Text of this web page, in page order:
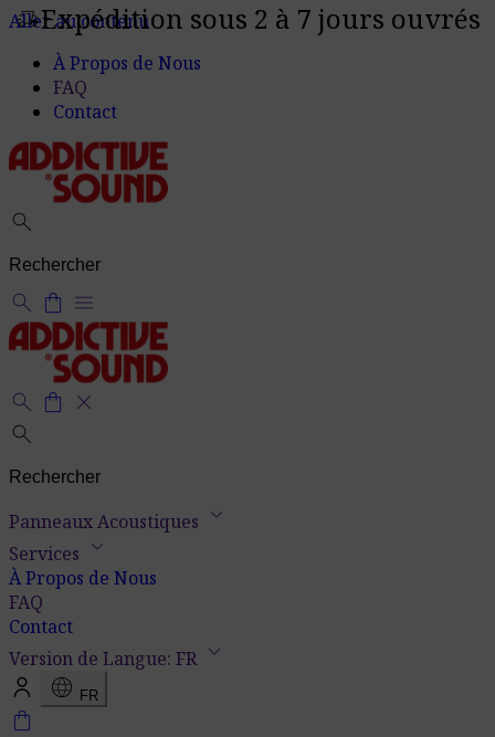
Aller au contenu
delivery_truck_speedExpédition sous 2 à 7 jours ouvrés
À Propos de Nous
FAQ
Contact
search
search shopping_bag menu
search shopping_bag close
search
Panneaux Acoustiques keyboard_arrow_down
Services keyboard_arrow_down
À Propos de Nous
FAQ
Contact
Version de Langue: FR keyboard_arrow_down
language FR
shopping_bag